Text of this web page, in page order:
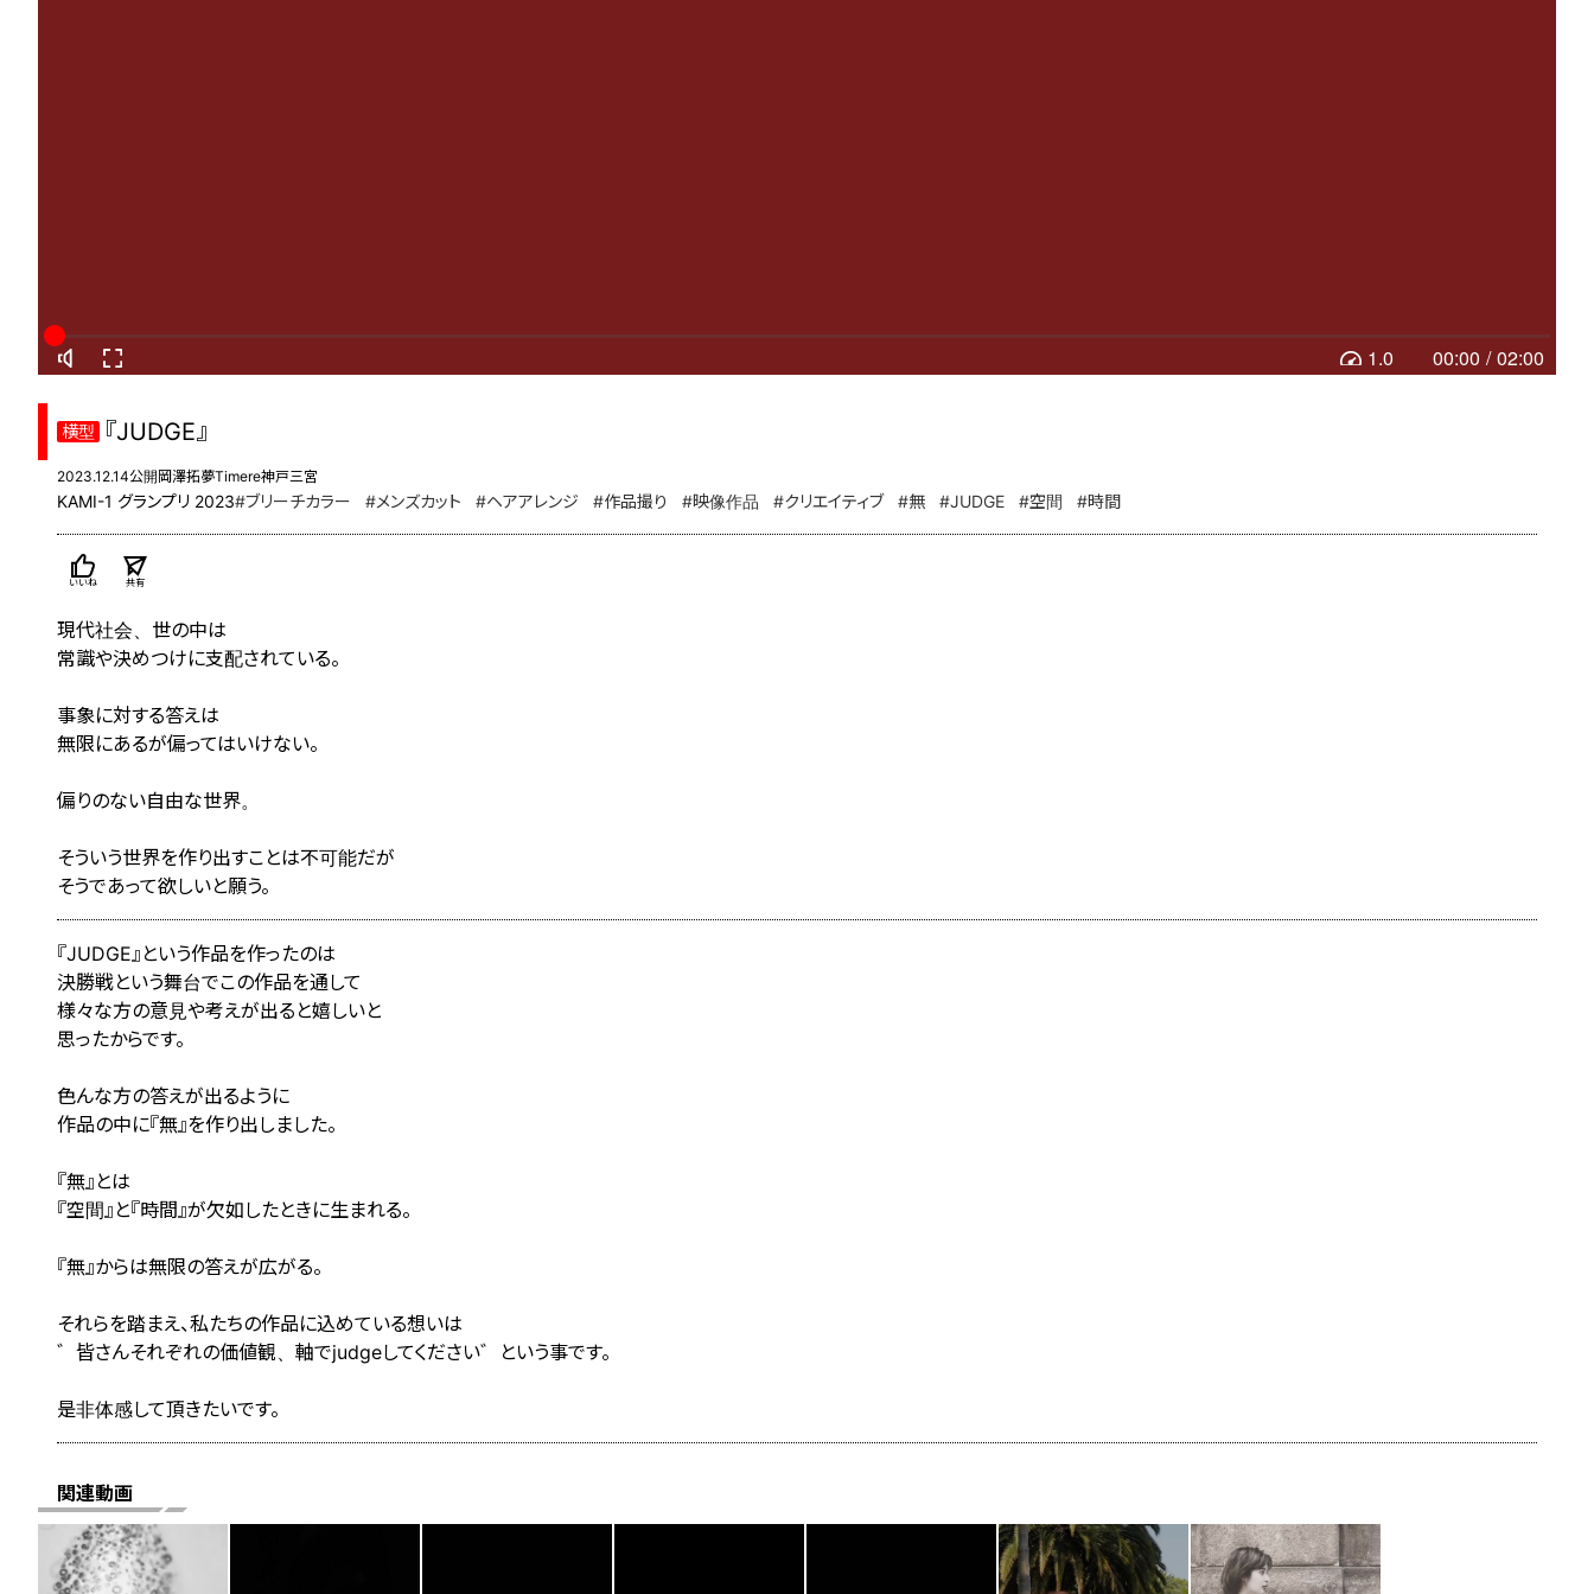
00:00 / 02:00
1.0
横型 『JUDGE』
2023.12.14公開 岡澤拓夢Timere神戸三宮
KAMI-1 グランプリ 2023#ブリーチカラー #メンズカット #ヘアアレンジ #作品撮り #映像作品 #クリエイティブ #無 #JUDGE #空間 #時間
いいね 共有
現代社会、世の中は
常識や決めつけに支配されている。
事象に対する答えは
無限にあるが偏ってはいけない。
偏りのない自由な世界。
そういう世界を作り出すことは不可能だが
そうであって欲しいと願う。
『JUDGE』という作品を作ったのは
決勝戦という舞台でこの作品を通して
様々な方の意見や考えが出ると嬉しいと
思ったからです。
色んな方の答えが出るように
作品の中に『無』を作り出しました。
『無』とは
『空間』と『時間』が欠如したときに生まれる。
『無』からは無限の答えが広がる。
それらを踏まえ、私たちの作品に込めている想いは
゛皆さんそれぞれの価値観、軸でjudgeしてください゛という事です。
是非体感して頂きたいです。
関連動画